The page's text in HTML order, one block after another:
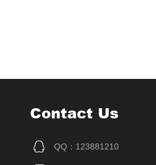
Contact Us
QQ：123881210